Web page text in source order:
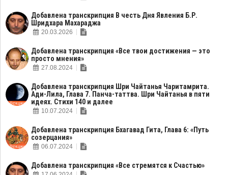
Добавлена транскрипция В честь Дня Явления Б.Р.
Шридхара Махараджа
20.03.2026
Добавлена транскрипция «Все твои достижения — это
просто мнения»
27.08.2024
Добавлена транскрипция Шри Чайтанья Чаритамрита.
Ади-Лила, Глава 7. Панча-таттва. Шри Чайтанья в пяти
идеях. Стихи 140 и далее
10.07.2024
Добавлена транскрипция Бхагавад Гита, Глава 6: «Путь
созерцания»
06.07.2024
Добавлена транскрипция «Все стремятся к Счастью»